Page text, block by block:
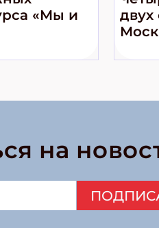
«Мы и
двух
на